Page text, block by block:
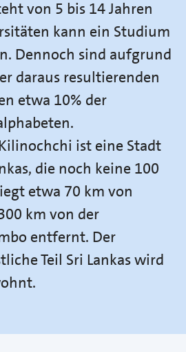
von 5 bis 14 Jahren
kann ein Studium
Dennoch sind aufgrund
daraus resultierenden
etwa 10% der
ist eine Stadt
die noch keine 100
etwa 70 km von
km von der
entfernt. Der
Teil Sri Lankas wird